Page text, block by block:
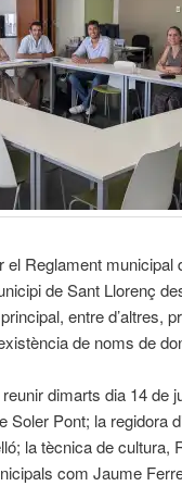
Reglament municipal
de Sant Llorenç
entre d’altres,
de noms de
dimarts dia 14 de
Pont; la regidora
la tècnica de
com Jaume